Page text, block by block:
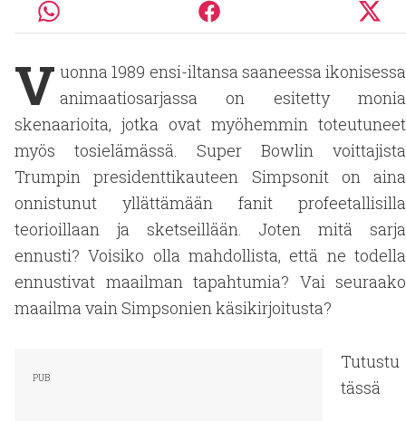
V uonna 1989 ensi-iltansa saaneessa ikonisessa
animaatiosarjassa on esitetty monia
skenaarioita, jotka ovat myöhemmin toteutuneet
myös tosielämässä. Super Bowlin voittajista
Trumpin presidenttikauteen Simpsonit on aina
onnistunut yllättämään fanit profeetallisilla
teorioillaan ja sketseillään. Joten mitä sarja
ennusti? Voisiko olla mahdollista, että ne todella
ennustivat maailman tapahtumia? Vai seuraako
maailma vain Simpsonien käsikirjoitusta?
Tutustu
tässä